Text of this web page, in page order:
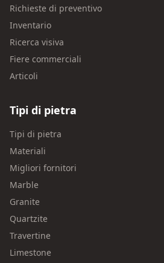
Richieste di preventivo
Inventario
Ricerca visiva
Fiere commerciali
Articoli
Tipi di pietra
Tipi di pietra
Materiali
Migliori fornitori
Marble
Granite
Quartzite
Travertine
Limestone